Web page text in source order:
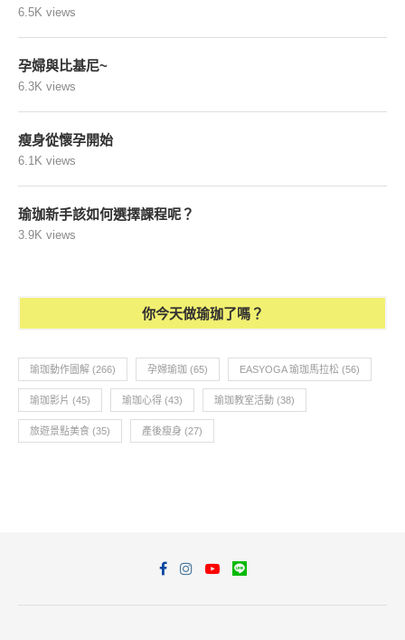
6.5K views
孕婦與比基尼~
6.3K views
瘦身從懷孕開始
6.1K views
瑜珈新手該如何選擇課程呢？
3.9K views
你今天做瑜珈了嗎？
瑜珈動作圖解 (266) 孕婦瑜珈 (65) EASYOGA 瑜珈馬拉松 (56)
瑜珈影片 (45) 瑜珈心得 (43) 瑜珈教室活動 (38)
旅遊景點美食 (35) 產後瘦身 (27)